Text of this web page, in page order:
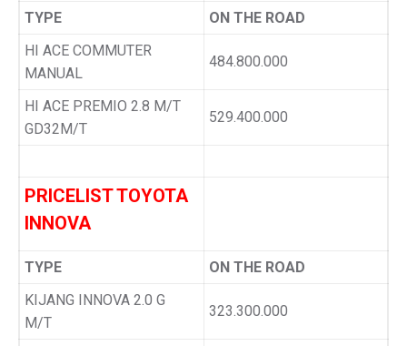
TYPE
ON THE ROAD
HI ACE COMMUTER
MANUAL
484.800.000
HI ACE PREMIO 2.8 M/T
GD32M/T
529.400.000
PRICELIST TOYOTA
INNOVA
TYPE
ON THE ROAD
KIJANG INNOVA 2.0 G
M/T
323.300.000